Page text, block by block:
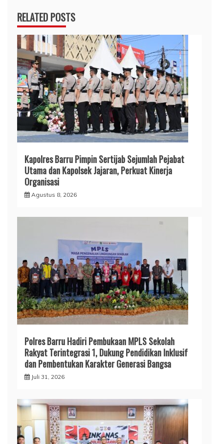
RELATED POSTS
Kapolres Barru Pimpin Sertijab Sejumlah Pejabat
Utama dan Kapolsek Jajaran, Perkuat Kinerja
Organisasi
Agustus 8, 2026
Polres Barru Hadiri Pembukaan MPLS Sekolah
Rakyat Terintegrasi 1, Dukung Pendidikan Inklusif
dan Pembentukan Karakter Generasi Bangsa
Juli 31, 2026